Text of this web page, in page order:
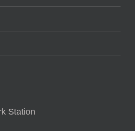
Station